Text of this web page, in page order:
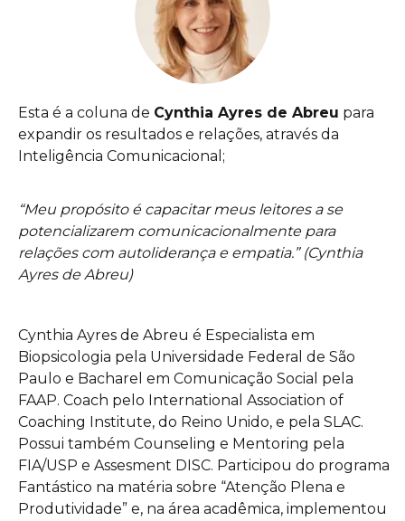
Esta é a coluna de Cynthia Ayres de Abreu para
expandir os resultados e relações, através da
Inteligência Comunicacional;
“Meu propósito é capacitar meus leitores a se
potencializarem comunicacionalmente para
relações com autoliderança e empatia.” (Cynthia
Ayres de Abreu)
Cynthia Ayres de Abreu é Especialista em
Biopsicologia pela Universidade Federal de São
Paulo e Bacharel em Comunicação Social pela
FAAP. Coach pelo International Association of
Coaching Institute, do Reino Unido, e pela SLAC.
Possui também Counseling e Mentoring pela
FIA/USP e Assesment DISC. Participou do programa
Fantástico na matéria sobre “Atenção Plena e
Produtividade” e, na área acadêmica, implementou